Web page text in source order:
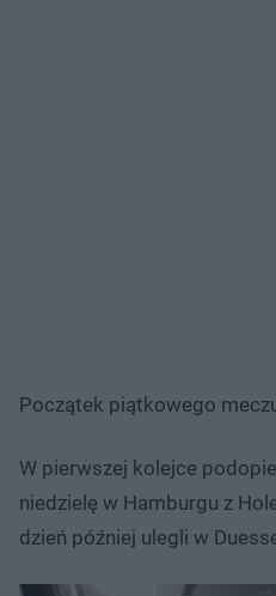
Początek piątkowego
W pierwszej kolejce
niedzielę w Hamburgu z
dzień później ulegli w